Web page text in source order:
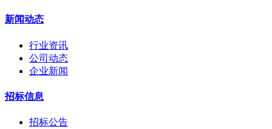
新闻动态
行业资讯
公司动态
企业新闻
招标信息
招标公告